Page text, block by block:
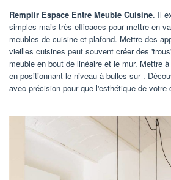
Remplir Espace Entre Meuble Cuisine. Il
simples mais très efficaces pour mettre en
meubles de cuisine et plafond. Mettre des
vieilles cuisines peut souvent créer des
meuble en bout de linéaire et le mur. Mettre
en positionnant le niveau à bulles sur .
avec précision pour que l'esthétique de votre